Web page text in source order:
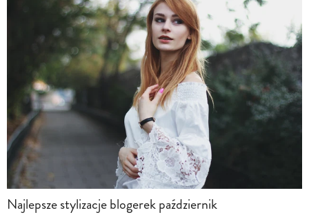
Najlepsze stylizacje blogerek październik